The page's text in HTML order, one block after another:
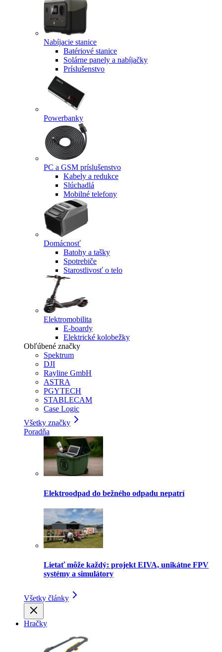
Nabíjacie stanice
Batériové stanice
Solárne panely a nabíjačky
Príslušenstvo
Powerbanky
PC a GSM príslušenstvo
Kabely a redukce
Slúchadlá
Mobilné telefony
Domácnosť
Batohy a tašky
Spotrebiče
Starostlivosť o telo
Elektromobilita
E-boardy
Elektrické kolobežky
Obľúbené značky
Spektrum
DJI
Rayline GmbH
ASTRA
PGYTECH
STABLECAM
Case Logic
Všetky značky
Poradňa
Elektroodpad do bežného odpadu nepatrí
Lietať môže každý: projekt EIVA, unikátne FPV
systémy a simulátory
Všetky články
Hračky